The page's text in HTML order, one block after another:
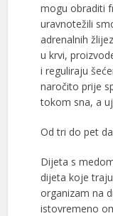
mogu obraditi
uravnotežili
adrenalnih
u krvi,
i reguliraju
naročito prije
tokom sna, a
Od tri do pet
Dijeta s
dijeta koje
organizam na
istovremeno